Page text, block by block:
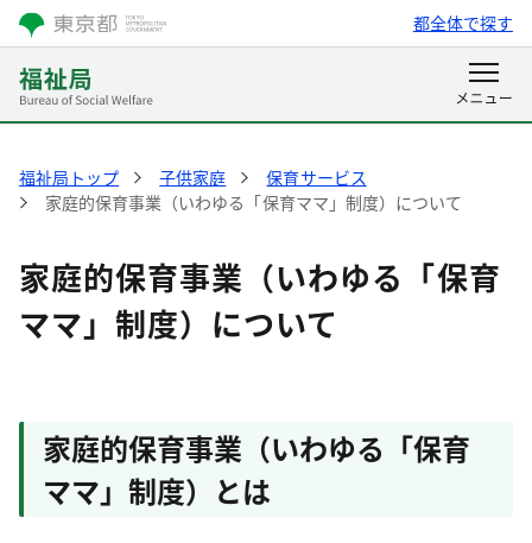
都全体で探す
福祉局トップ 子供家庭
保育サービス
家庭的保育事業（いわゆる「保育ママ」制度）について
家庭的保育事業（いわゆる「保育
ママ」制度）について
家庭的保育事業（いわゆる「保育
ママ」制度）とは